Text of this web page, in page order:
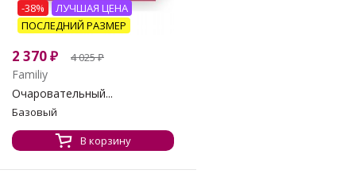
-38%
ЛУЧШАЯ ЦЕНА
ПОСЛЕДНИЙ РАЗМЕР
2 370₽ 4 025₽
Familiy
Очаровательный...
Базовый
В корзину